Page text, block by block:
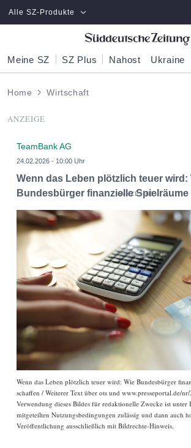
Zum Hauptinhalt springen
Alle SZ-Produkte
Meine SZ SZ Plus Nahost Ukraine
Home Wirtschaft
ANZEIGE
TeamBank AG
24.02.2026 - 10:00 Uhr
Wenn das Leben plötzlich teuer wird:
Bundesbürger finanzielle Spielräume
Wenn das Leben plötzlich teuer wird: Wie Bundesbürger
schaffen / Weiterer Text über ots und www.presseportal.de/
Verwendung dieses Bildes für redaktionelle Zwecke ist unter
mitgeteilten Nutzungsbedingungen zulässig und dann auch
Veröffentlichung ausschließlich mit Bildrechte-Hinweis.